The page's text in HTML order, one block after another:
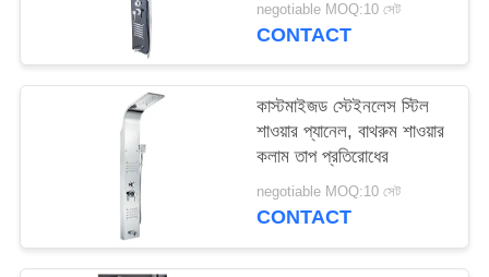
PRIVACY
POLICY
negotiable MOQ:10 সেট
CONTACT
কাস্টমাইজড স্টেইনলেস স্টিল
শাওয়ার প্যানেল, বাথরুম শাওয়ার
কলাম তাপ প্রতিরোধের
negotiable MOQ:10 সেট
CONTACT